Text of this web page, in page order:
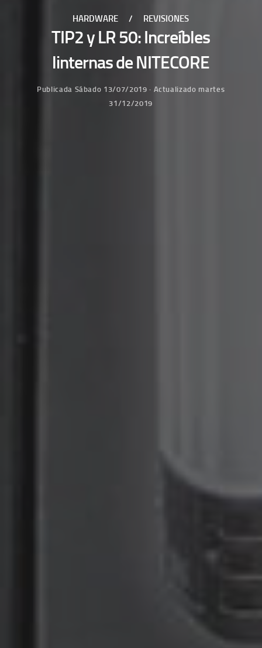
HARDWARE / REVISIONES
TIP2 y LR 50: Increíbles
linternas de NITECORE
Publicada Sábado 13/07/2019 · Actualizado martes
31/12/2019